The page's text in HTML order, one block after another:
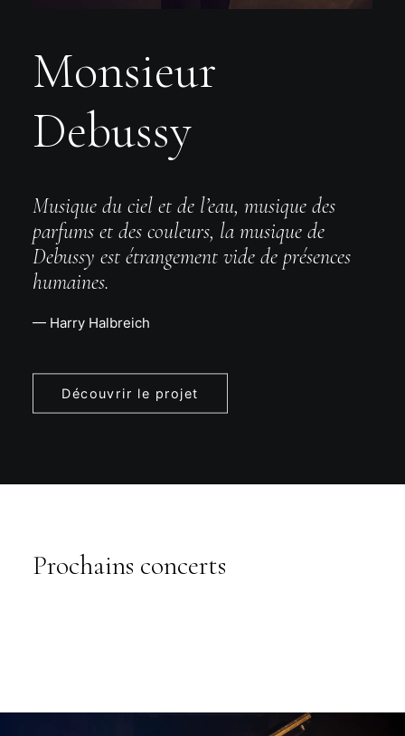
Monsieur
Debussy
Musique du ciel et de l’eau, musique des
parfums et des couleurs, la musique de
Debussy est étrangement vide de présences
humaines.
— Harry Halbreich
Découvrir le projet
Prochains concerts